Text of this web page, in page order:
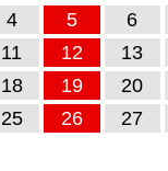
4 5 6
11 12 13
18 19 20
25 26 27